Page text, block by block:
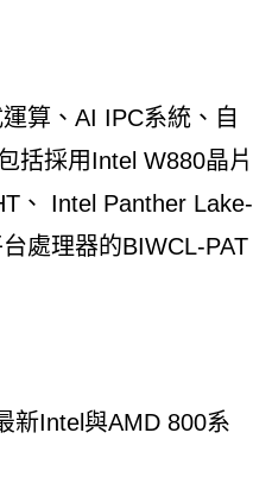
算、AI IPC系統、自
括採用Intel W880晶片
、 Intel Panther Lake-
處理器的BIWCL-PAT
新Intel與AMD 800系